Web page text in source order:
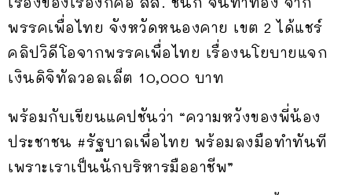
พรรคเพื่อไทย จังหวัดหนองคาย เขต 2 ได้แชร์
คลิปวิดีโอจากพรรคเพื่อไทย เรื่องนโยบายแจก
เงินดิจิทัลวอลเล็ต 10,000 บาท
พร้อมกับเขียนแคปชันว่า “ความหวังของพี่น้อง
ประชาชน #รัฐบาลเพื่อไทย พร้อมลงมือทำทันที
เพราะเราเป็นนักบริหารมืออาชีพ”